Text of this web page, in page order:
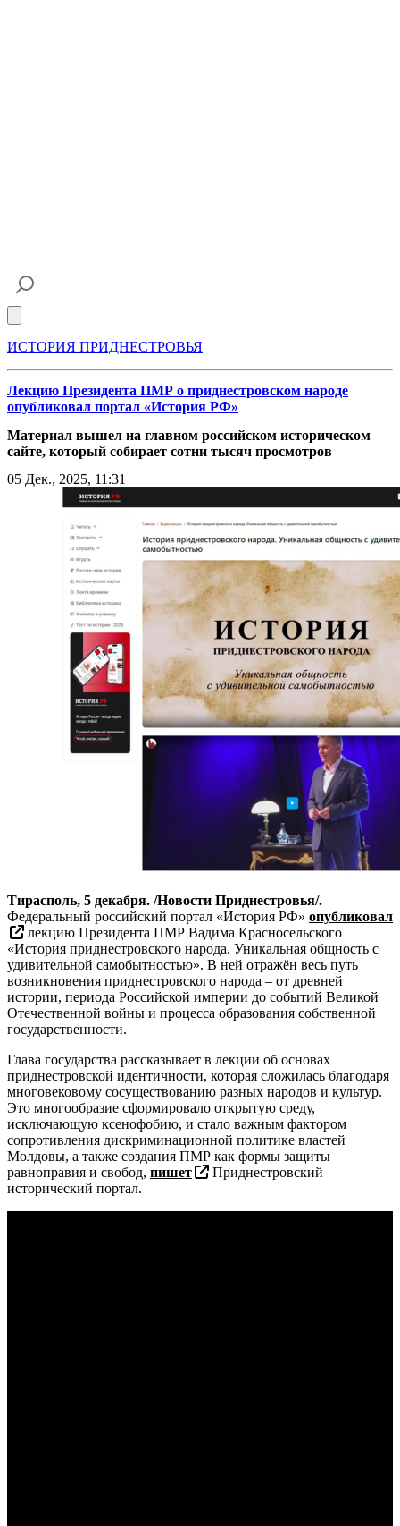
ИСТОРИЯ ПРИДНЕСТРОВЬЯ
Лекцию Президента ПМР о приднестровском народе
опубликовал портал «История РФ»
Материал вышел на главном российском историческом
сайте, который собирает сотни тысяч просмотров
05 Дек., 2025, 11:31
Тирасполь, 5 декабря. /Новости Приднестровья/.
Федеральный российский портал «История РФ» опубликовал
лекцию Президента ПМР Вадима Красносельского
«История приднестровского народа. Уникальная общность с
удивительной самобытностью». В ней отражён весь путь
возникновения приднестровского народа – от древней
истории, периода Российской империи до событий Великой
Отечественной войны и процесса образования собственной
государственности.
Глава государства рассказывает в лекции об основах
приднестровской идентичности, которая сложилась благодаря
многовековому сосуществованию разных народов и культур.
Это многообразие сформировало открытую среду,
исключающую ксенофобию, и стало важным фактором
сопротивления дискриминационной политике властей
Молдовы, а также создания ПМР как формы защиты
равноправия и свобод, пишет
Приднестровский
исторический портал.